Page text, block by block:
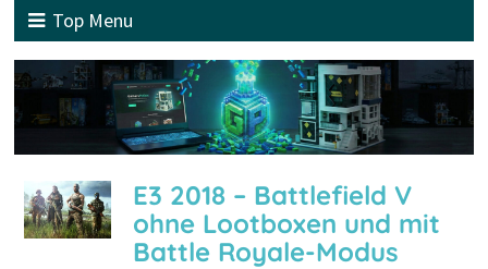
Top Menu
E3 2018 – Battlefield V
ohne Lootboxen und mit
Battle Royale-Modus